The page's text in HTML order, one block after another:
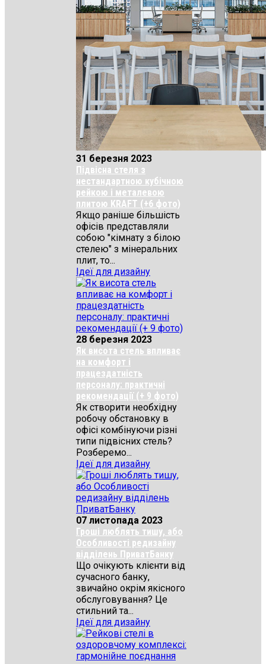
31 березня 2023
Підвісна стеля з
нестандартною кубічною
рейкою і металевою
плитою KRAFT (+6 фото)
Якщо раніше більшість
офісів представляли
собою "кімнату з білою
стелею" з мінеральних
плит, то...
Ідеї для дизайну
28 березня 2023
Як висота стель впливає
на комфорт і
працездатність
персоналу: практичні
рекомендації (+ 9 фото)
Як створити необхідну
робочу обстановку в
офісі комбінуючи різні
типи підвісних стель?
Розберемо...
Ідеї для дизайну
07 листопада 2023
Гроші люблять тишу, або
Особливості редизайну
відділень ПриватБанку
Що очікують клієнти від
сучасного банку,
звичайно окрім якісного
обслуговування? Це
стильний та...
Ідеї для дизайну